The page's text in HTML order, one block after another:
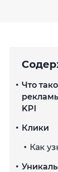
Что
KPI
Клики
Как